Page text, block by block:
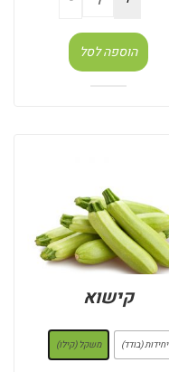
הוספה לסל
קישוא
יחידות (בודד) משקל (קילו)